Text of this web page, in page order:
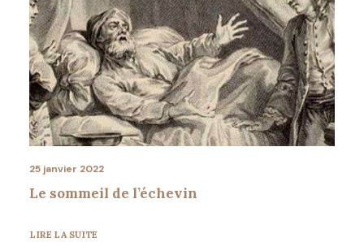
25 janvier 2022
Le sommeil de l’échevin
LIRE LA SUITE